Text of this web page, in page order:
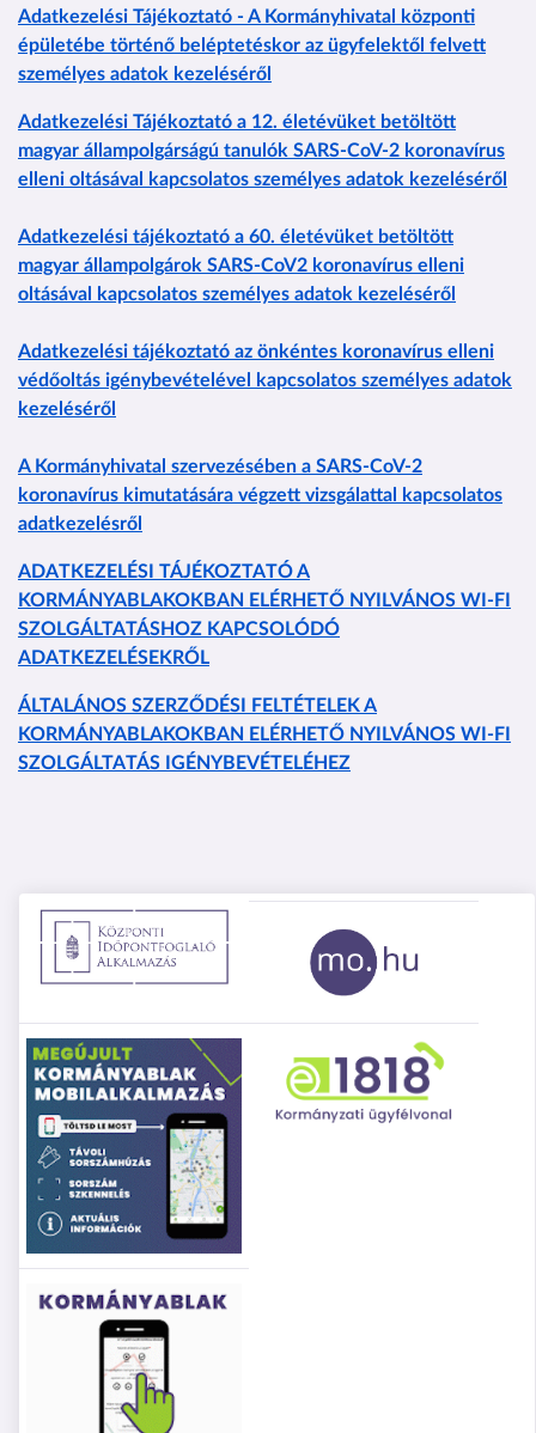
Adatkezelési Tájékoztató - A Kormányhivatal központi
épületébe történő beléptetéskor az ügyfelektől felvett
személyes adatok kezeléséről
Adatkezelési Tájékoztató a 12. életévüket betöltött
magyar állampolgárságú tanulók SARS-CoV-2 koronavírus
elleni oltásával kapcsolatos személyes adatok kezeléséről
Adatkezelési tájékoztató a 60. életévüket betöltött
magyar állampolgárok SARS-CoV2 koronavírus elleni
oltásával kapcsolatos személyes adatok kezeléséről
Adatkezelési tájékoztató az önkéntes koronavírus elleni
védőoltás igénybevételével kapcsolatos személyes adatok
kezeléséről
A Kormányhivatal szervezésében a SARS-CoV-2
koronavírus kimutatására végzett vizsgálattal kapcsolatos
adatkezelésről
ADATKEZELÉSI TÁJÉKOZTATÓ A
KORMÁNYABLAKOKBAN ELÉRHETŐ NYILVÁNOS WI-FI
SZOLGÁLTATÁSHOZ KAPCSOLÓDÓ
ADATKEZELÉSEKRŐL
ÁLTALÁNOS SZERZŐDÉSI FELTÉTELEK A
KORMÁNYABLAKOKBAN ELÉRHETŐ NYILVÁNOS WI-FI
SZOLGÁLTATÁS IGÉNYBEVÉTELÉHEZ